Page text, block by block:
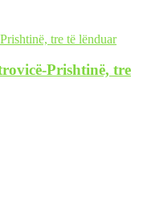
Prishtinë, tre